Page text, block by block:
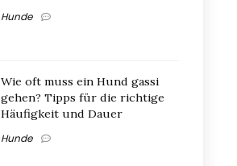
Hunde
Wie oft muss ein Hund gassi
gehen? Tipps für die richtige
Häufigkeit und Dauer
Hunde